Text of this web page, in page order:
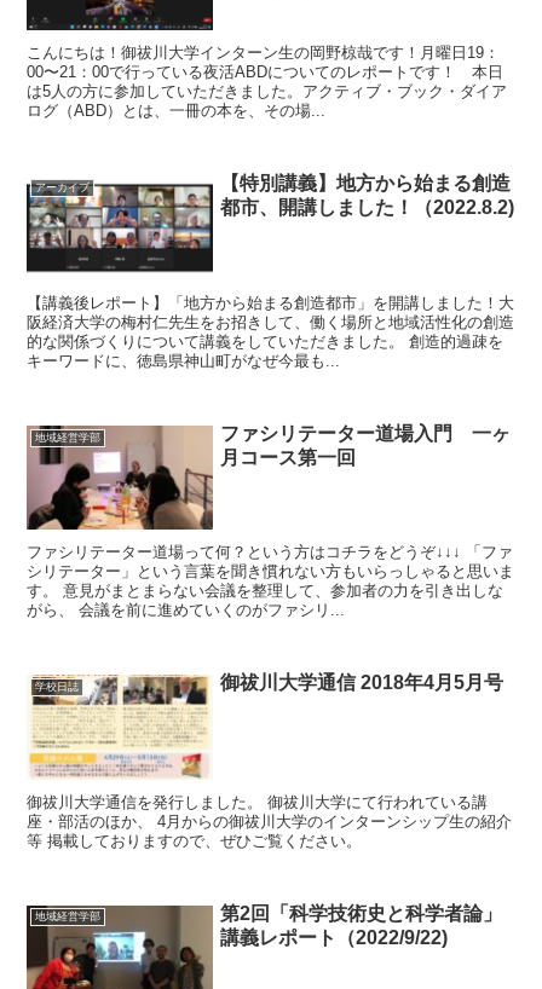
こんにちは！御祓川大学インターン生の岡野椋哉です！月曜日19：
00〜21：00で行っている夜活ABDについてのレポートです！ 本日
は5人の方に参加していただきました。アクティブ・ブック・ダイア
ログ（ABD）とは、一冊の本を、その場...
アーカイブ
【特別講義】地方から始まる創造
都市、開講しました！（2022.8.2)
【講義後レポート】「地方から始まる創造都市」を開講しました！大
阪経済大学の梅村仁先生をお招きして、働く場所と地域活性化の創造
的な関係づくりについて講義をしていただきました。 創造的過疎を
キーワードに、徳島県神山町がなぜ今最も...
地域経営学部
ファシリテーター道場入門 一ヶ
月コース第一回
ファシリテーター道場って何？という方はコチラをどうぞ↓↓↓ 「ファ
シリテーター」という言葉を聞き慣れない方もいらっしゃると思いま
す。 意見がまとまらない会議を整理して、参加者の力を引き出しな
がら、 会議を前に進めていくのがファシリ...
学校日誌 御祓川大学通信 2018年4月5月号
御祓川大学通信を発行しました。 御祓川大学にて行われている講
座・部活のほか、 4月からの御祓川大学のインターンシップ生の紹介
等 掲載しておりますので、ぜひご覧ください。
地域経営学部
第2回「科学技術史と科学者論」
講義レポート（2022/9/22)